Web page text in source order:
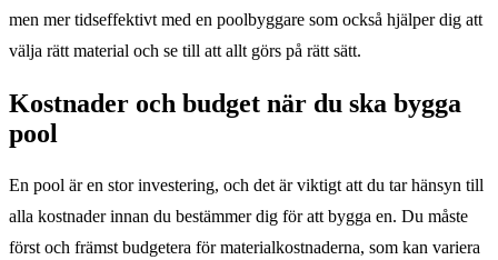
men mer tidseffektivt med en poolbyggare som också hjälper dig att
välja rätt material och se till att allt görs på rätt sätt.
Kostnader och budget när du ska bygga
pool
En pool är en stor investering, och det är viktigt att du tar hänsyn till
alla kostnader innan du bestämmer dig för att bygga en. Du måste
först och främst budgetera för materialkostnaderna, som kan variera